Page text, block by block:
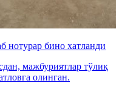
нотурар бино хатланди
мажбуриятлар тўлиқ
олинган.